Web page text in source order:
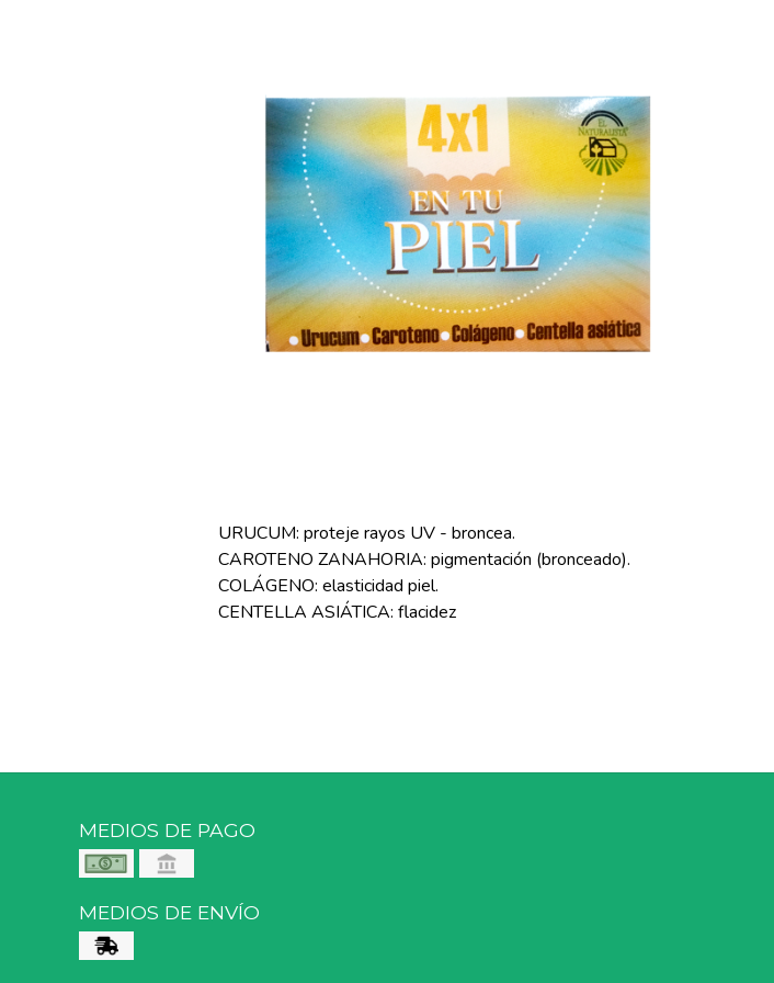
URUCUM: proteje rayos UV - broncea.
CAROTENO ZANAHORIA: pigmentación (bronceado).
COLÁGENO: elasticidad piel.
CENTELLA ASIÁTICA: flacidez
MEDIOS DE PAGO
MEDIOS DE ENVÍO